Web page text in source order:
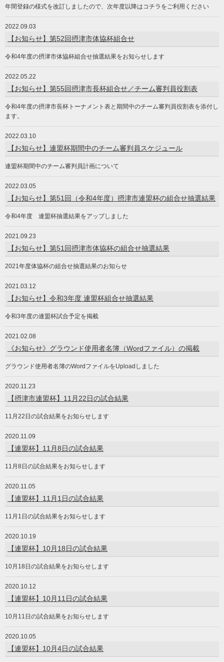
年間登録の様式を改訂しましたので、次年度以降はコチラをご利用ください
2022.09.03
【お知らせ】第52回摂津市体協杯組合せ
令和4年度の摂津市体協杯組合せ抽選結果をお知らせします
2022.05.22
【お知らせ】第55回摂津市長杯組合せ／チーム審判員役割表
令和4年度の摂津市長杯トーナメント表と期間中のチーム審判員役割表を添付し
ます。
2022.03.10
【お知らせ】連盟杯期間中のチーム審判員スケジュール
連盟杯期間中のチーム審判員計画について
2022.03.05
【お知らせ】第51回（令和4年度）摂津市連盟杯の組合せ抽選結果
令和4年度 連盟杯抽選結果をアップしました
2021.09.23
【お知らせ】第51回摂津市体協杯の組合せ抽選結果
2021年度体協杯の組合せ抽選結果のお知らせ
2021.03.12
【お知らせ】令和3年度 連盟杯組合せ抽選結果
令和3年度の連盟杯試合予定を掲載
2021.02.08
《お知らせ》グラウンド使用者名簿（Wordファイル）の掲載
グラウンド使用者名簿のWordファイルをUploadしました
2020.11.23
【摂津市連盟杯】11月22日の試合結果
11月22日の試合結果をお知らせします
2020.11.09
【連盟杯】11月8日の試合結果
11月8日の試合結果をお知らせします
2020.11.05
【連盟杯】11月1日の試合結果
11月1日の試合結果をお知らせします
2020.10.19
【連盟杯】10月18日の試合結果
10月18日の試合結果をお知らせします
2020.10.12
【連盟杯】10月11日の試合結果
10月11日の試合結果をお知らせします
2020.10.05
【連盟杯】10月4日の試合結果